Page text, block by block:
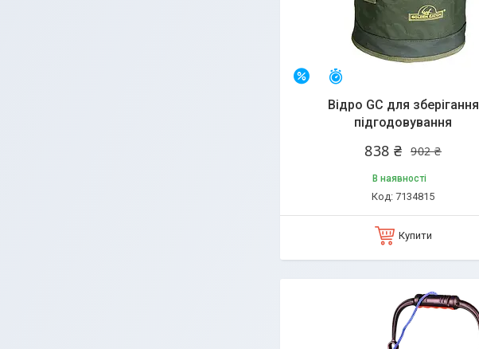
–7%
Відро GC для зберігання
підгодовування
902 ₴
838 ₴
В наявності
7134815
Купити